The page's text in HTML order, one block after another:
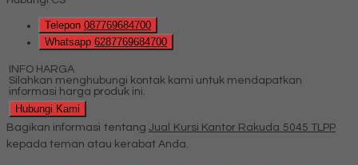
Telepon 087769684700
Whatsapp 6287769684700
INFO HARGA
Silahkan menghubungi kontak kami untuk mendapatkan
informasi harga produk ini.
Hubungi Kami
Bagikan informasi tentangJual Kursi Kantor Rakuda 5045 TLPP
kepada teman atau kerabat Anda.